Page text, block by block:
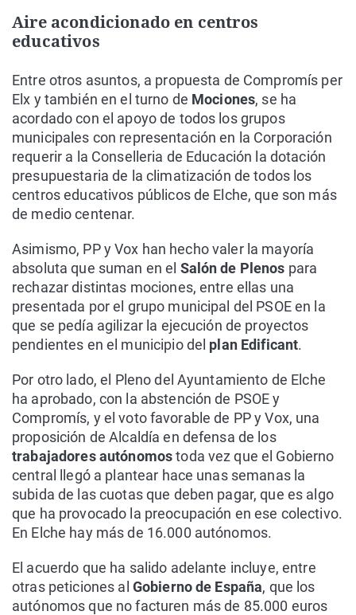
Aire acondicionado en centros
educativos
Entre otros asuntos, a propuesta de Compromís per
Elx y también en el turno de Mociones, se ha
acordado con el apoyo de todos los grupos
municipales con representación en la Corporación
requerir a la Conselleria de Educación la dotación
presupuestaria de la climatización de todos los
centros educativos públicos de Elche, que son más
de medio centenar.
Asimismo, PP y Vox han hecho valer la mayoría
absoluta que suman en el Salón de Plenos para
rechazar distintas mociones, entre ellas una
presentada por el grupo municipal del PSOE en la
que se pedía agilizar la ejecución de proyectos
pendientes en el municipio del plan Edificant.
Por otro lado, el Pleno del Ayuntamiento de Elche
ha aprobado, con la abstención de PSOE y
Compromís, y el voto favorable de PP y Vox, una
proposición de Alcaldía en defensa de los
trabajadores autónomostoda vez que el Gobierno
central llegó a plantear hace unas semanas la
subida de las cuotas que deben pagar, que es algo
que ha provocado la preocupación en ese colectivo.
En Elche hay más de 16.000 autónomos.
El acuerdo que ha salido adelante incluye, entre
otras peticiones al Gobierno de España, que los
autónomos que no facturen más de 85.000 euros